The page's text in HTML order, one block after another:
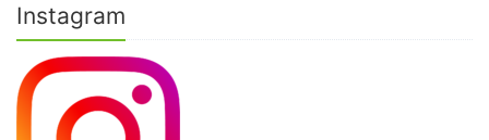
Instagram